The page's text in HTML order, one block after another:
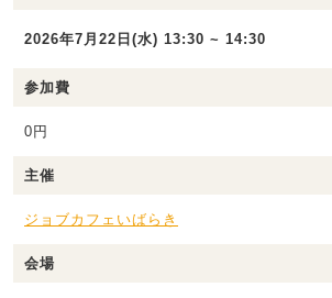
2026年7月22日(水) 13:30 ~ 14:30
参加費
0円
主催
ジョブカフェいばらき
会場